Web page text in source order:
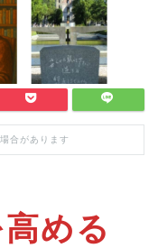
合があります
める